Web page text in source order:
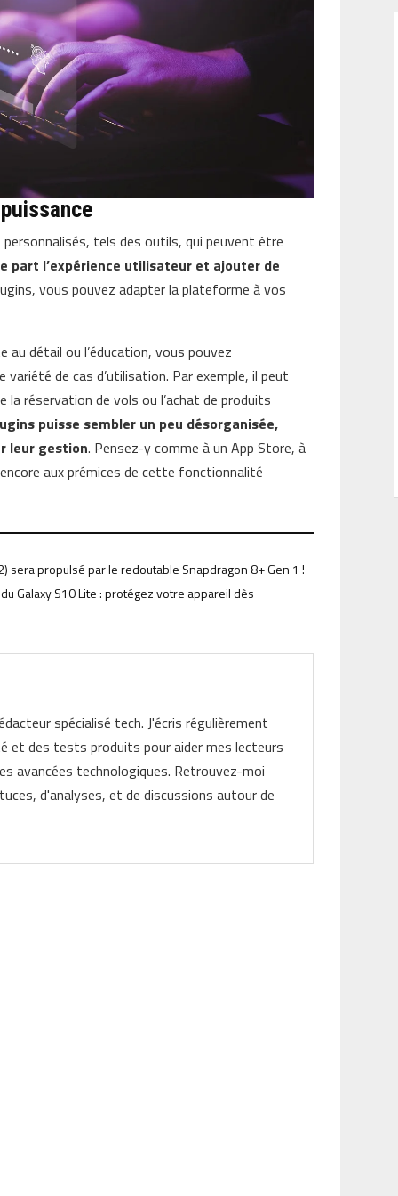
tels des outils, qui peuvent être
part l’expérience utilisateur et ajouter de
vous pouvez adapter la plateforme à vos
au détail ou l’éducation, vous pouvez
variété de cas d’utilisation. Par exemple, il peut
réservation de vols ou l’achat de produits
puisse sembler un peu désorganisée,
leur gestion. Pensez-y comme à un App Store, à
aux prémices de cette fonctionnalité
sera propulsé par le redoutable Snapdragon 8+ Gen 1 !
Galaxy S10 Lite : protégez votre appareil dès
spécialisé tech. J'écris régulièrement
et des tests produits pour aider mes lecteurs
avancées technologiques. Retrouvez-moi
d'analyses, et de discussions autour de